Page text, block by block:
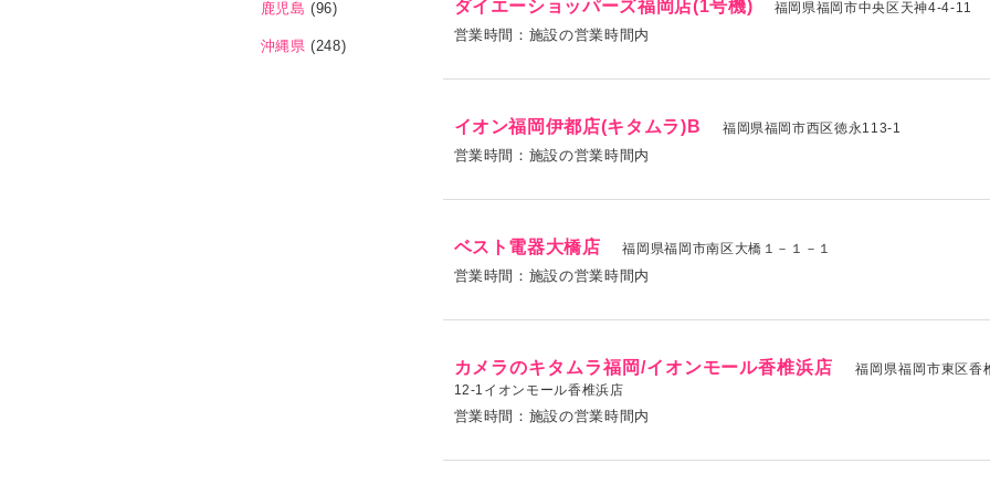
ダイエーショッパーズ福岡店(1号機) 福岡県福岡市中央区天神4-4-11
営業時間：施設の営業時間内
イオン福岡伊都店(キタムラ)B 福岡県福岡市西区徳永113-1
営業時間：施設の営業時間内
ベスト電器大橋店 福岡県福岡市南区大橋１－１－１
営業時間：施設の営業時間内
カメラのキタムラ福岡/イオンモール香椎浜店
福岡県福岡市東区香
12-1イオンモール香椎浜店
営業時間：施設の営業時間内
鹿児島 (96)
沖縄県 (248)